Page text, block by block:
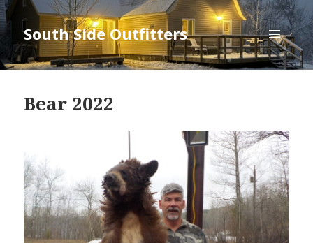
South Side Outfitters
MENU
AND
Bear 2022